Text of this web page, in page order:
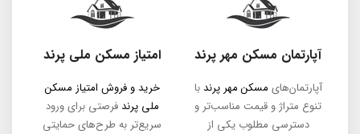
آپارتمان مسکن مهر پرند
آپارتمان‌های مسکن مهر پرند با
تنوع متراژ و قیمت مناسب‌تر و
دسترسی مطلوب یکی از
امتیاز مسکن ملی پرند
خرید و فروش امتیاز مسکن
ملی پرند فرصتی برای ورود
سریع‌تر به طرح‌های حمایتی